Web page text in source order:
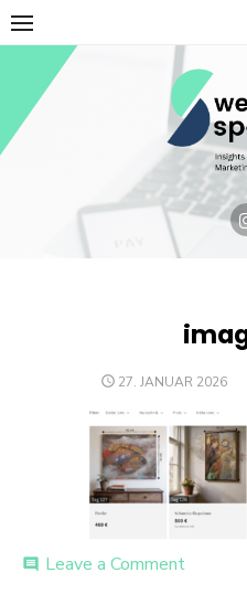
Skip
to
content
POSTED
27. JANUAR 2026
comment Leave a Commenton